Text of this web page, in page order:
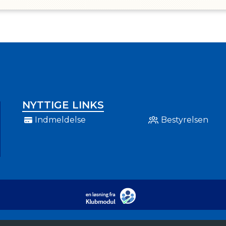
NYTTIGE LINKS
Indmeldelse Bestyrelsen